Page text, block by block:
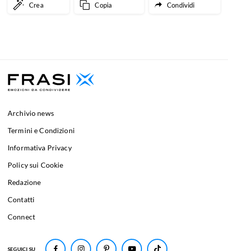
Crea Copia Condividi
SEGUICI SU
Archivio news
Termini e Condizioni
Informativa Privacy
Policy sui Cookie
Redazione
Contatti
Connect